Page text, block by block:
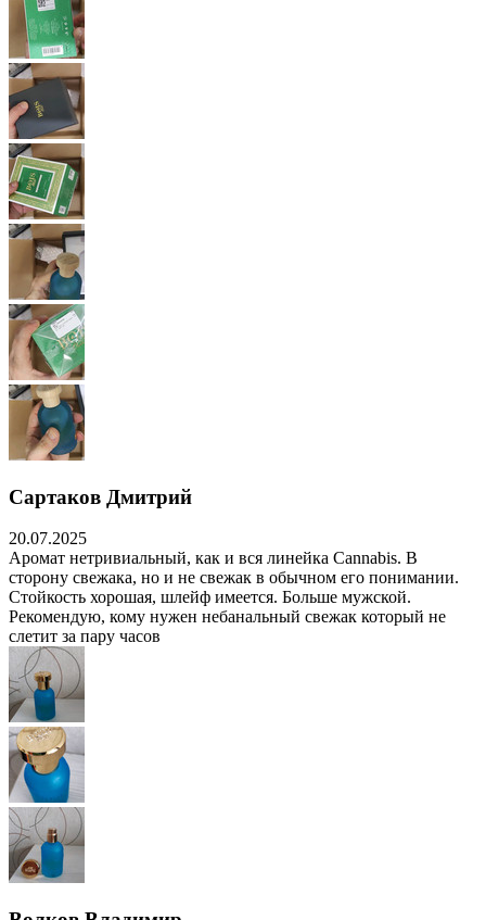
Сартаков Дмитрий
20.07.2025
Аромат нетривиальный, как и вся линейка Cannabis. В
сторону свежака, но и не свежак в обычном его понимании.
Стойкость хорошая, шлейф имеется. Больше мужской.
Рекомендую, кому нужен небанальный свежак который не
слетит за пару часов